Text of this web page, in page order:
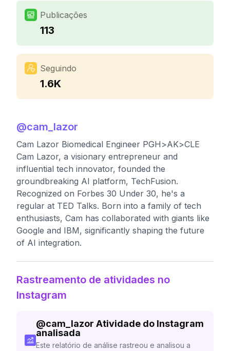
Publicações
113
Seguindo
1.6K
@cam_lazor
Cam Lazor Biomedical Engineer PGH>AK>CLE
Cam Lazor, a visionary entrepreneur and
influential tech innovator, founded the
groundbreaking AI platform, TechFusion.
Recognized on Forbes 30 Under 30, he's a
regular at TED Talks. Born into a family of tech
enthusiasts, Cam has collaborated with giants like
Google and IBM, significantly shaping the future
of AI integration.
Rastreamento de atividades no
Instagram
@cam_lazor Atividade do Instagram
analisada
Este relatório de análise rastreou e analisou a